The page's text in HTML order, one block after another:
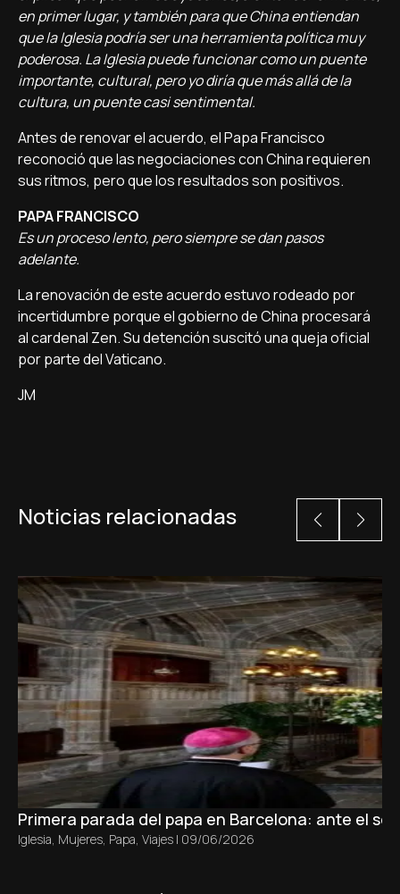
en primer lugar, y también para que China entiendan
que la Iglesia podría ser una herramienta política muy
poderosa. La Iglesia puede funcionar como un puente
importante, cultural, pero yo diría que más allá de la
cultura, un puente casi sentimental.
Antes de renovar el acuerdo, el Papa Francisco
reconoció que las negociaciones con China requieren
sus ritmos, pero que los resultados son positivos.
PAPA FRANCISCO
Es un proceso lento, pero siempre se dan pasos
adelante.
La renovación de este acuerdo estuvo rodeado por
incertidumbre porque el gobierno de China procesará
al cardenal Zen. Su detención suscitó una queja oficial
por parte del Vaticano.
JM
Noticias relacionadas
Primera parada del papa en Barcelona: ante el
Iglesia, Mujeres, Papa, Viajes | 09/06/2026